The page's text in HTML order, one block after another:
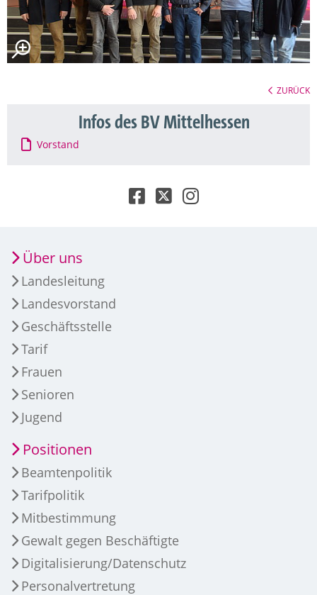
ZURÜCK
Infos des BV Mittelhessen
Vorstand
Über uns
Landesleitung
Landesvorstand
Geschäftsstelle
Tarif
Frauen
Senioren
Jugend
Positionen
Beamtenpolitik
Tarifpolitik
Mitbestimmung
Gewalt gegen Beschäftigte
Digitalisierung/Datenschutz
Personalvertretung